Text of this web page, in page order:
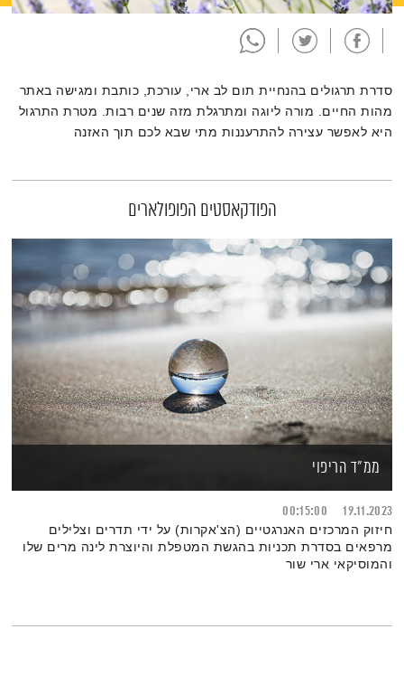
תמצית הפודקאסט
סדרת תרגולים בהנחיית תום לב ארי, עורכת, כותבת ומגישה באתר
מהות החיים. מורה ליוגה ומתרגלת מזה שנים רבות. מטרת התרגול
היא לאפשר עצירה להתרעננות מתי שבא לכם תוך האזנה
הפודקאסטים הפופולארים
ממ"ד הריפוי
19.11.2023
00:15:00
חיזוק המרכזים האנרגטיים (הצ'אקרות) על ידי תדרים וצלילים
מרפאים בסדרת תכניות בהגשת המטפלת והיוצרת לינה מרים שלו
והמוסיקאי ארי שור